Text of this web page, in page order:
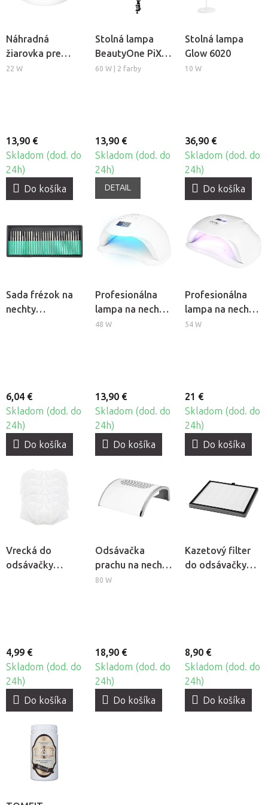
Náhradná
žiarovka pre
kozmetickú
22 W
13,90 €
Skladom (dod. do
24h)
Do košíka
Stolná lampa
BeautyOne PiX
314
60 W | 2 farby
13,90 €
Skladom (dod. do
24h)
DETAIL
Stolná lampa
Glow 6020
10 W
36,90 €
Skladom (dod. do
24h)
Do košíka
Sada frézok na
nechty
6,04 €
Skladom (dod. do
24h)
Do košíka
Profesionálna
lampa na nechty
BeautyOne UV
48 W
13,90 €
Skladom (dod. do
24h)
Do košíka
Profesionálna
lampa na nechty
BeautyOne UV
54 W
21 €
Skladom (dod. do
24h)
Do košíka
Vrecká do
odsávačky
4,99 €
Skladom (dod. do
24h)
Do košíka
Odsávačka
prachu na nechty
Momo Basic 383
80 W
18,90 €
Skladom (dod. do
24h)
Do košíka
Kazetový filter
do odsávačky
8,90 €
Skladom (dod. do
24h)
Do košíka